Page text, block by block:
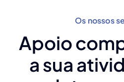
Os nossos
Apoio
a sua